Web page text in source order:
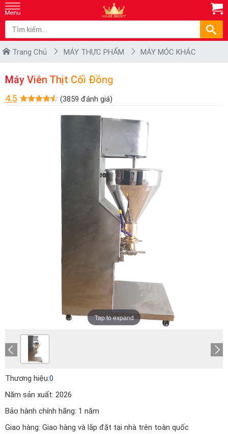
Trang Chủ MÁY THỰC PHẨM MÁY MÓC KHÁC
Máy Viên Thịt Cối Đồng
4.5 (3859 đánh giá)
Tap to expand
Thương hiệu:0
Năm sản xuất: 2026
Bảo hành chính hãng: 1 năm
Giao hàng: Giao hàng và lắp đặt tại nhà trên toàn quốc